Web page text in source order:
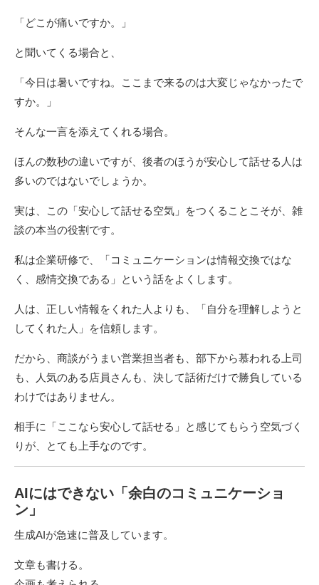
「どこが痛いですか。」
と聞いてくる場合と、
「今日は暑いですね。ここまで来るのは大変じゃなかったで
すか。」
そんな一言を添えてくれる場合。
ほんの数秒の違いですが、後者のほうが安心して話せる人は
多いのではないでしょうか。
実は、この「安心して話せる空気」をつくることこそが、雑
談の本当の役割です。
私は企業研修で、「コミュニケーションは情報交換ではな
く、感情交換である」という話をよくします。
人は、正しい情報をくれた人よりも、「自分を理解しようと
してくれた人」を信頼します。
だから、商談がうまい営業担当者も、部下から慕われる上司
も、人気のある店員さんも、決して話術だけで勝負している
わけではありません。
相手に「ここなら安心して話せる」と感じてもらう空気づく
りが、とても上手なのです。
AIにはできない「余白のコミュニケーショ
ン」
生成AIが急速に普及しています。
文章も書ける。